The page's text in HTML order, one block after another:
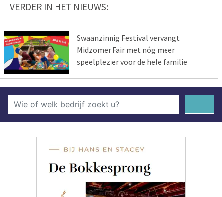
VERDER IN HET NIEUWS:
Swaanzinnig Festival vervangt
Midzomer Fair met nóg meer
speelplezier voor de hele familie